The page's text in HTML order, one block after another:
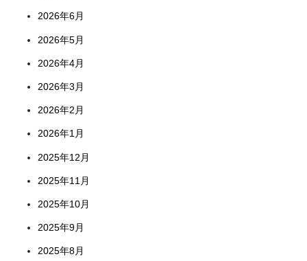
2026年6月
2026年5月
2026年4月
2026年3月
2026年2月
2026年1月
2025年12月
2025年11月
2025年10月
2025年9月
2025年8月